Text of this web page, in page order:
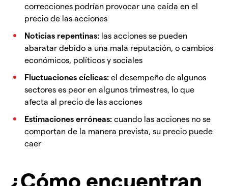
correcciones podrían provocar una caída en el
precio de las acciones
Noticias repentinas: las acciones se pueden
abaratar debido a una mala reputación, o cambios
económicos, políticos y sociales
Fluctuaciones cíclicas: el desempeño de algunos
sectores es peor en algunos trimestres, lo que
afecta al precio de las acciones
Estimaciones erróneas: cuando las acciones no se
comportan de la manera prevista, su precio puede
caer
¿Cómo encuentran